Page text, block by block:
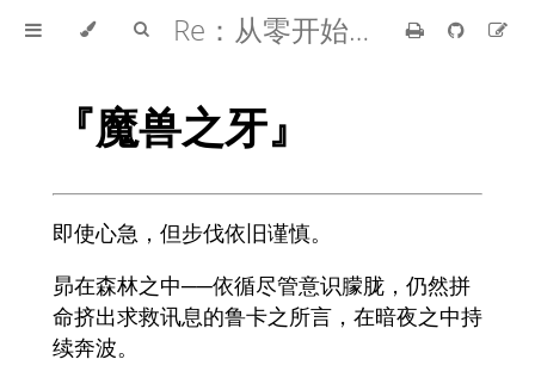
Re：从零开始的异世界生活
『魔兽之牙』
即使心急，但步伐依旧谨慎。
昴在森林之中──依循尽管意识朦胧，仍然拼
命挤出求救讯息的鲁卡之所言，在暗夜之中持
续奔波。